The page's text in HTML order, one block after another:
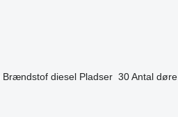
Brændstof diesel Pladser 30 Antal døre